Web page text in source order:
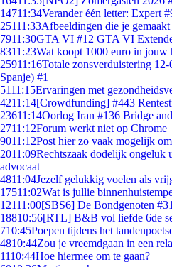
14711:34Verander één letter: Expert
25111:33Afbeeldingen die je
7911:30GTA VI #12 GTA VI
8311:23Wat koopt 1000 euro in jouw
25911:16Totale zonsverduistering
Spanje) #1
5111:15Ervaringen met
4211:14[Crowdfunding] #443
23611:14Oorlog Iran #136 Bridge
2711:12Forum werkt niet op Chrome
9011:12Post hier zo vaak mogelijk
2011:09Rechtszaak dodelijk ongeluk
advocaat
4811:04Jezelf gelukkig voelen als
17511:02Wat is jullie
12111:00[SBS6] De Bondgenoten
18810:56[RTL] B&B vol liefde 6de
710:45Poepen tijdens het
4810:44Zou je vreemdgaan in een
1110:44Hoe hiermee om te gaan?